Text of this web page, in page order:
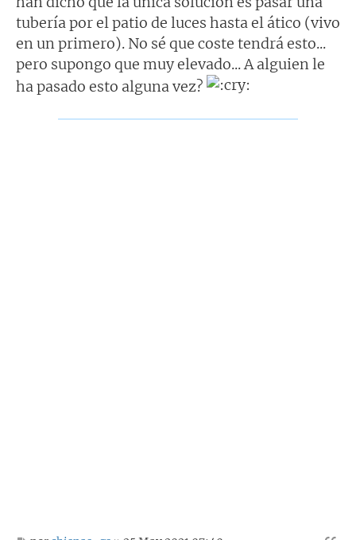
tubería por el patio de luces hasta el ático (vivo
en un primero). No sé que coste tendrá esto...
pero supongo que muy elevado... A alguien le
ha pasado esto alguna vez?